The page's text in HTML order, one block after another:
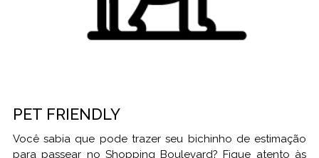
PET FRIENDLY
Você sabia que pode trazer seu bichinho de estimação
para passear no Shopping Boulevard? Fique atento às